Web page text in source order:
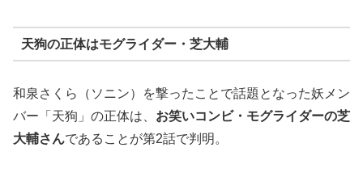
天狗の正体はモグライダー・芝大輔
和泉さくら（ソニン）を撃ったことで話題となった妖メン
バー「天狗」の正体は、 お笑いコンビ・モグライダーの芝
大輔さんであることが第2話で判明。